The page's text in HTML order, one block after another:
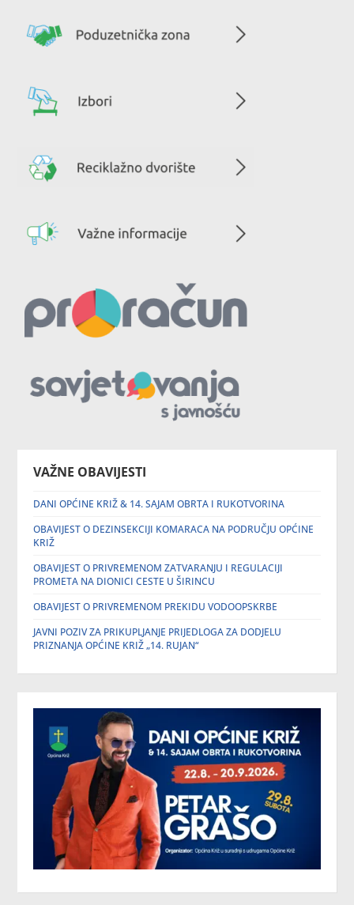
VAŽNE OBAVIJESTI
DANI OPĆINE KRIŽ & 14. SAJAM OBRTA I RUKOTVORINA
OBAVIJEST O DEZINSEKCIJI KOMARACA NA PODRUČJU OPĆINE
KRIŽ
OBAVIJEST O PRIVREMENOM ZATVARANJU I REGULACIJI
PROMETA NA DIONICI CESTE U ŠIRINCU
OBAVIJEST O PRIVREMENOM PREKIDU VODOOPSKRBE
JAVNI POZIV ZA PRIKUPLJANJE PRIJEDLOGA ZA DODJELU
PRIZNANJA OPĆINE KRIŽ „14. RUJAN“